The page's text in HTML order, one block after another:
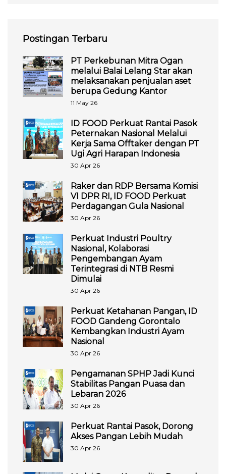
Postingan Terbaru
PT Perkebunan Mitra Ogan
melalui Balai Lelang Star akan
melaksanakan penjualan aset
berupa Gedung Kantor
11 May 26
ID FOOD Perkuat Rantai Pasok
Peternakan Nasional Melalui
Kerja Sama Offtaker dengan PT
Ugi Agri Harapan Indonesia
30 Apr 26
Raker dan RDP Bersama Komisi
VI DPR RI, ID FOOD Perkuat
Perdagangan Gula Nasional
30 Apr 26
Perkuat Industri Poultry
Nasional, Kolaborasi
Pengembangan Ayam
Terintegrasi di NTB Resmi
Dimulai
30 Apr 26
Perkuat Ketahanan Pangan, ID
FOOD Gandeng Gorontalo
Kembangkan Industri Ayam
Nasional
30 Apr 26
Pengamanan SPHP Jadi Kunci
Stabilitas Pangan Puasa dan
Lebaran 2026
30 Apr 26
Perkuat Rantai Pasok, Dorong
Akses Pangan Lebih Mudah
30 Apr 26